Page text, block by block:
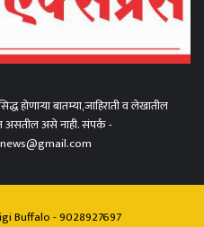
होणाऱ्या बातम्या,जाहिराती व लेखातील
असे नाही. संपर्क -
Buffalo- 9028927697